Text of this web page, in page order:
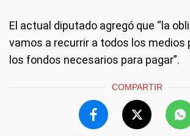
El actual diputado agregó que “la
vamos a recurrir a todos los medios
los fondos necesarios para pagar”.
COMPARTIR